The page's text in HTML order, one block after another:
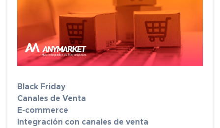
Black Friday
Canales de Venta
E-commerce
Integración con canales de venta